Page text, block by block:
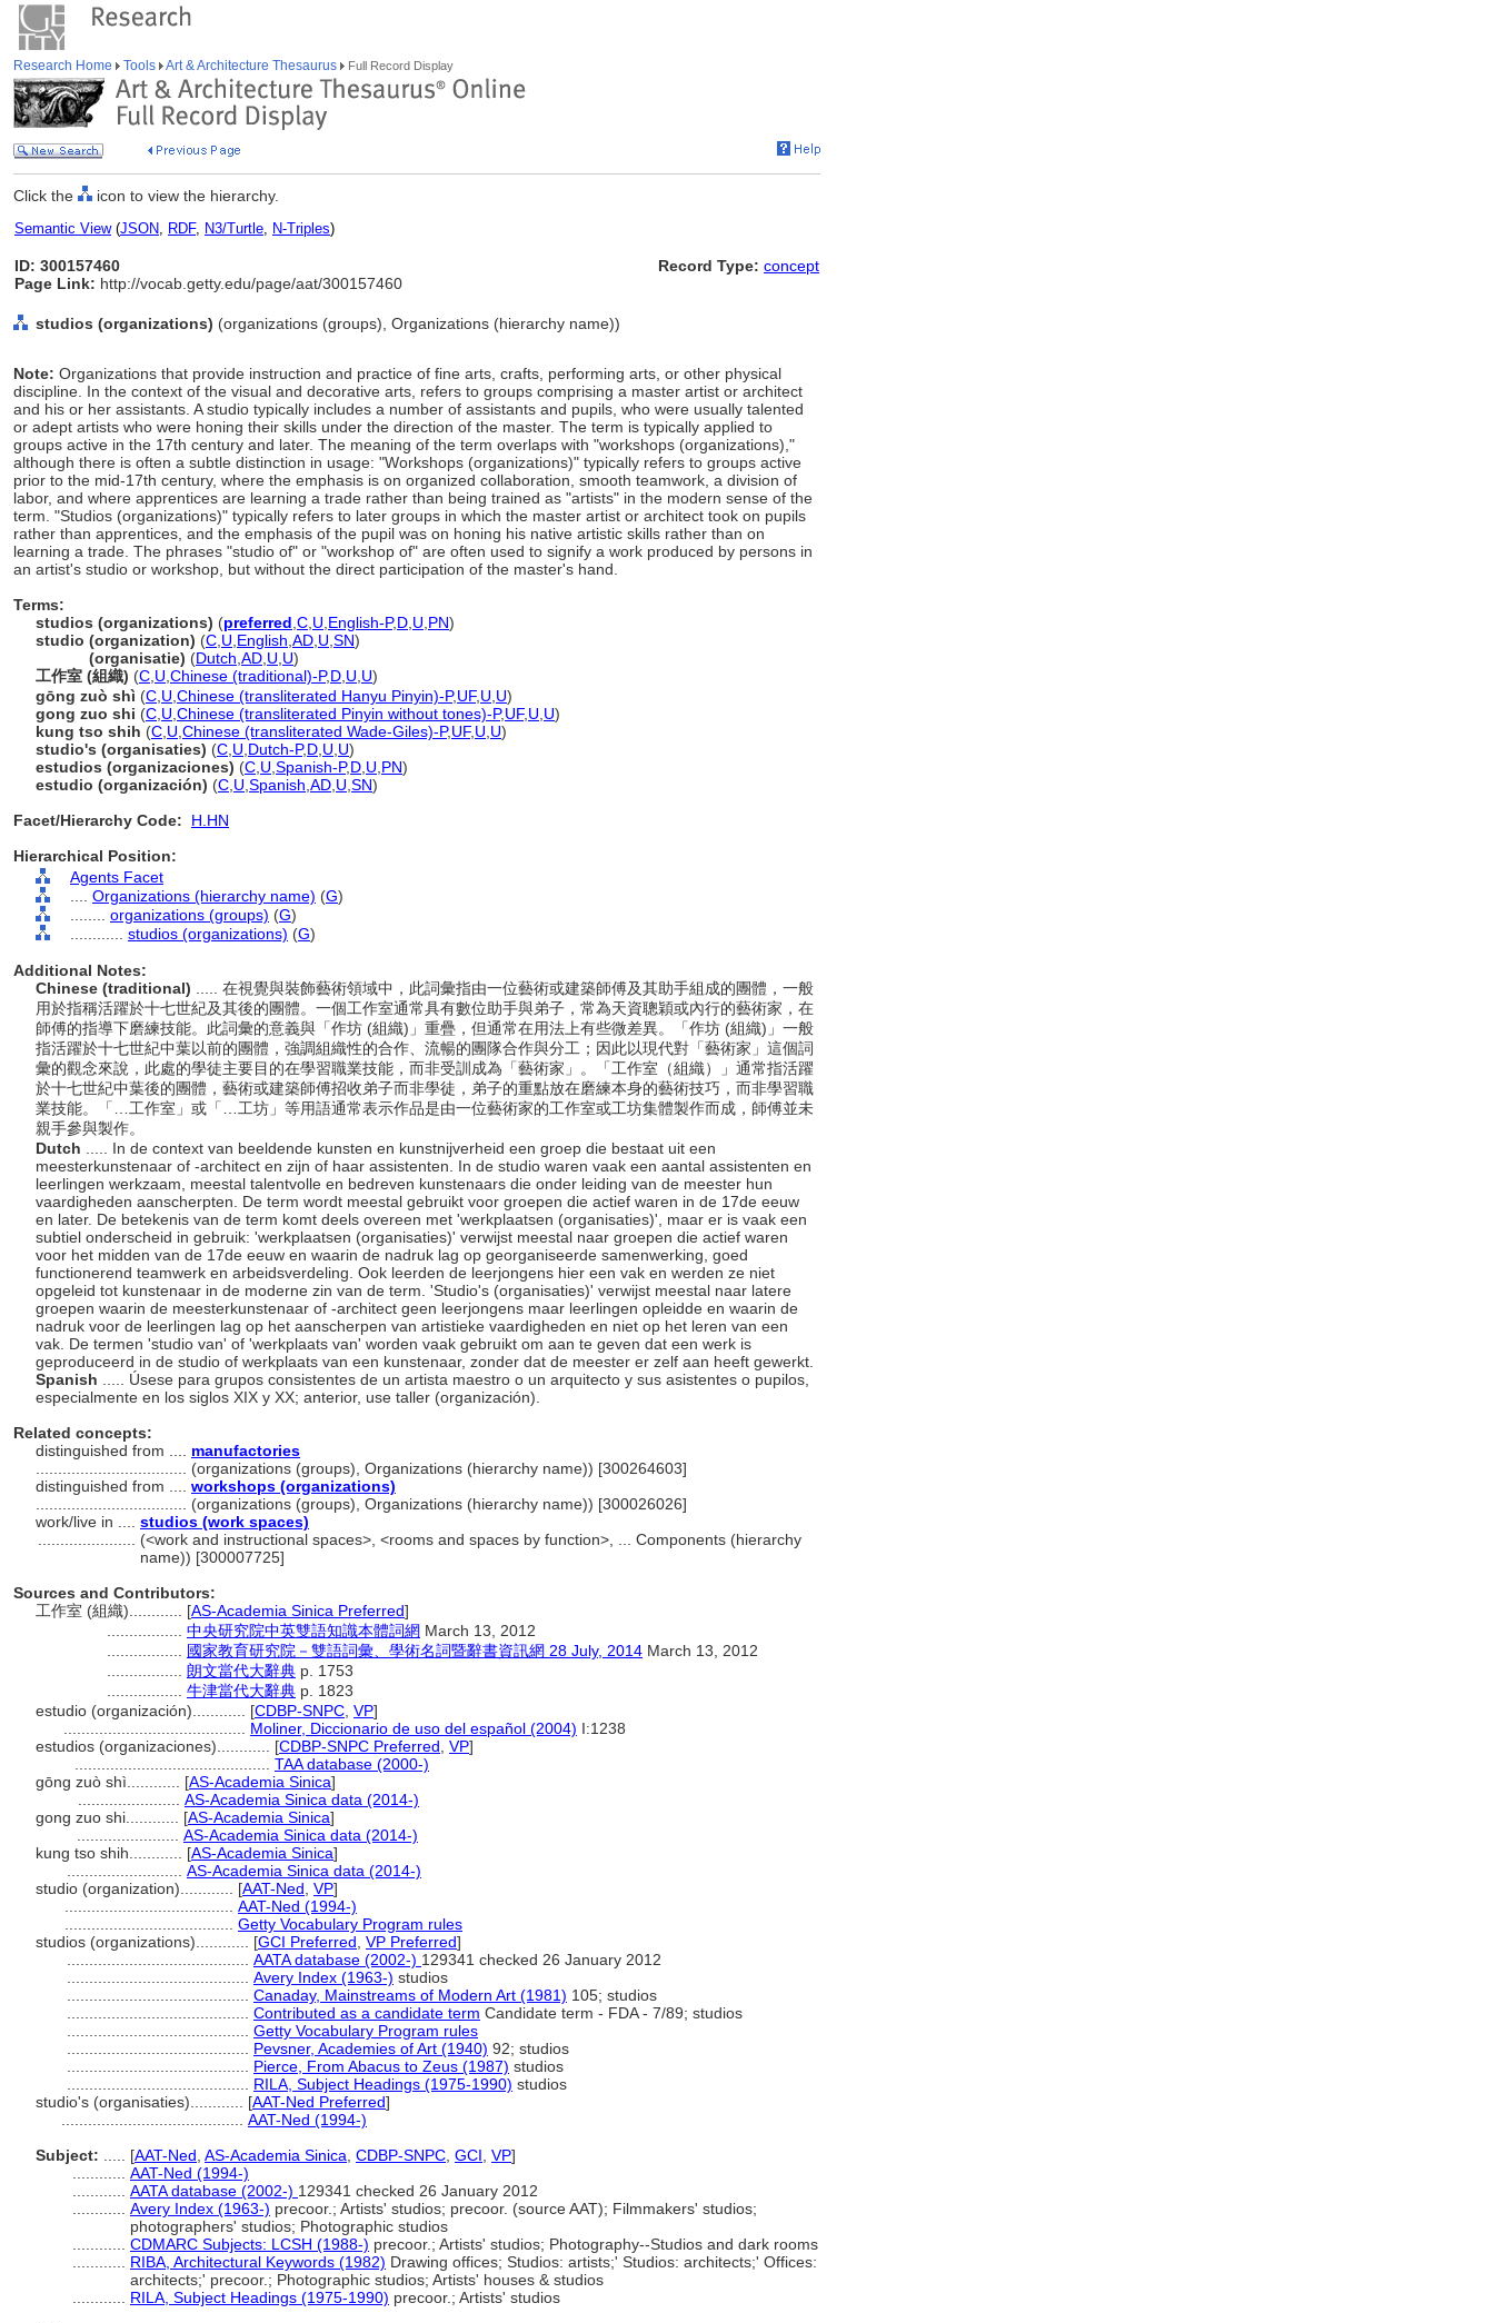
Research Home Tools Art & Architecture Thesaurus Full Record Display
Click the icon to view the hierarchy.
Semantic View(JSON, RDF, N3/Turtle, N-Triples)
ID: 300157460
Page Link: http://vocab.getty.edu/page/aat/300157460
Record Type: concept
studios (organizations) (organizations (groups), Organizations (hierarchy name))
Note: Organizations that provide instruction and practice of fine arts, crafts, performing arts, or other physical
discipline. In the context of the visual and decorative arts, refers to groups comprising a master artist or architect
and his or her assistants. A studio typically includes a number of assistants and pupils, who were usually talented
or adept artists who were honing their skills under the direction of the master. The term is typically applied to
groups active in the 17th century and later. The meaning of the term overlaps with "workshops (organizations),"
although there is often a subtle distinction in usage: "Workshops (organizations)" typically refers to groups active
prior to the mid-17th century, where the emphasis is on organized collaboration, smooth teamwork, a division of
labor, and where apprentices are learning a trade rather than being trained as "artists" in the modern sense of the
term. "Studios (organizations)" typically refers to later groups in which the master artist or architect took on pupils
rather than apprentices, and the emphasis of the pupil was on honing his native artistic skills rather than on
learning a trade. The phrases "studio of" or "workshop of" are often used to signify a work produced by persons in
an artist's studio or workshop, but without the direct participation of the master's hand.
Terms:
studios (organizations) (preferred C U English-P,D U PN)
studio (organization) (C U English AD U SN)
(organisatie) (Dutch AD U U)
工作室 (組織) (C U Chinese (traditional)-P,D U U)
gōng zuò shì (C U Chinese (transliterated Hanyu Pinyin)-P,UF, U U)
gong zuo shi (C U Chinese (transliterated Pinyin without tones)-P,UF, U U)
kung tso shih (C U Chinese (transliterated Wade-Giles)-P,UF, U U)
studio's (organisaties) (C U Dutch-P,D U U)
estudios (organizaciones) (C U Spanish-P,D U PN)
estudio (organización) (C U Spanish AD U SN)
Facet/Hierarchy Code:
H.HN
Hierarchical Position:
Agents Facet
Organizations (hierarchy name) (G)
organizations (groups) (G)
studios (organizations) (G)
Additional Notes:
Chinese (traditional)
..... 在視覺與裝飾藝術領域中，此詞彙指由一位藝術或建築師傅及其助手組成的團體，一般
用於指稱活躍於十七世紀及其後的團體。一個工作室通常具有數位助手與弟子，常為天資聰穎或內行的藝術家，在
師傅的指導下磨練技能。此詞彙的意義與「作坊 (組織)」重疊，但通常在用法上有些微差異。「作坊 (組織)」一般
指活躍於十七世紀中葉以前的團體，強調組織性的合作、流暢的團隊合作與分工；因此以現代對「藝術家」這個詞
彙的觀念來說，此處的學徒主要目的在學習職業技能，而非受訓成為「藝術家」。「工作室（組織）」通常指活躍
於十七世紀中葉後的團體，藝術或建築師傅招收弟子而非學徒，弟子的重點放在磨練本身的藝術技巧，而非學習職
業技能。「…工作室」或「…工坊」等用語通常表示作品是由一位藝術家的工作室或工坊集體製作而成，師傅並未
親手參與製作。
Dutch
..... In de context van beeldende kunsten en kunstnijverheid een groep die bestaat uit een
meesterkunstenaar of -architect en zijn of haar assistenten. In de studio waren vaak een aantal assistenten en
leerlingen werkzaam, meestal talentvolle en bedreven kunstenaars die onder leiding van de meester hun
vaardigheden aanscherpten. De term wordt meestal gebruikt voor groepen die actief waren in de 17de eeuw
en later. De betekenis van de term komt deels overeen met 'werkplaatsen (organisaties)', maar er is vaak een
subtiel onderscheid in gebruik: 'werkplaatsen (organisaties)' verwijst meestal naar groepen die actief waren
voor het midden van de 17de eeuw en waarin de nadruk lag op georganiseerde samenwerking, goed
functionerend teamwerk en arbeidsverdeling. Ook leerden de leerjongens hier een vak en werden ze niet
opgeleid tot kunstenaar in de moderne zin van de term. 'Studio's (organisaties)' verwijst meestal naar latere
groepen waarin de meesterkunstenaar of -architect geen leerjongens maar leerlingen opleidde en waarin de
nadruk voor de leerlingen lag op het aanscherpen van artistieke vaardigheden en niet op het leren van een
vak. De termen 'studio van' of 'werkplaats van' worden vaak gebruikt om aan te geven dat een werk is
geproduceerd in de studio of werkplaats van een kunstenaar, zonder dat de meester er zelf aan heeft gewerkt.
Spanish
..... Úsese para grupos consistentes de un artista maestro o un arquitecto y sus asistentes o pupilos,
especialmente en los siglos XIX y XX; anterior, use taller (organización).
Related concepts:
distinguished from .... manufactories
(organizations (groups), Organizations (hierarchy name)) [300264603]
distinguished from .... workshops (organizations)
(organizations (groups), Organizations (hierarchy name)) [300026026]
work/live in .... studios (work spaces)
(<work and instructional spaces>, <rooms and spaces by function>, ... Components (hierarchy
name)) [300007725]
Sources and Contributors:
工作室 (組織)............ [AS-Academia Sinica Preferred]
中央研究院中英雙語知識本體詞網 March 13, 2012
國家教育研究院－雙語詞彙、學術名詞暨辭書資訊網 28 July, 2014 March 13, 2012
朗文當代大辭典 p. 1753
牛津當代大辭典 p. 1823
estudio (organización)............ [CDBP-SNPC VP]
Moliner, Diccionario de uso del español (2004) I:1238
estudios (organizaciones)............ [CDBP-SNPC Preferred VP]
TAA database (2000-)
gōng zuò shì............ [AS-Academia Sinica]
AS-Academia Sinica data (2014-)
gong zuo shi............ [AS-Academia Sinica]
AS-Academia Sinica data (2014-)
kung tso shih............ [AS-Academia Sinica]
AS-Academia Sinica data (2014-)
studio (organization)............ [AAT-Ned VP]
AAT-Ned (1994-)
Getty Vocabulary Program rules
studios (organizations)............ [GCI Preferred VP Preferred]
AATA database (2002-) 129341 checked 26 January 2012
Avery Index (1963-) studios
Canaday, Mainstreams of Modern Art (1981) 105; studios
Contributed as a candidate term Candidate term - FDA - 7/89; studios
Getty Vocabulary Program rules
Pevsner, Academies of Art (1940) 92; studios
Pierce, From Abacus to Zeus (1987) studios
RILA, Subject Headings (1975-1990) studios
studio's (organisaties)............ [AAT-Ned Preferred]
AAT-Ned (1994-)
Subject:
[AAT-Ned AS-Academia Sinica CDBP-SNPC GCI VP]
AAT-Ned (1994-)
AATA database (2002-) 129341 checked 26 January 2012
Avery Index (1963-) precoor.; Artists' studios; precoor. (source AAT); Filmmakers' studios;
photographers' studios; Photographic studios
CDMARC Subjects: LCSH (1988-) precoor.; Artists' studios; Photography--Studios and dark rooms
RIBA, Architectural Keywords (1982) Drawing offices; Studios: artists;' Studios: architects;' Offices:
architects;' precoor.; Photographic studios; Artists' houses & studios
RILA, Subject Headings (1975-1990) precoor.; Artists' studios